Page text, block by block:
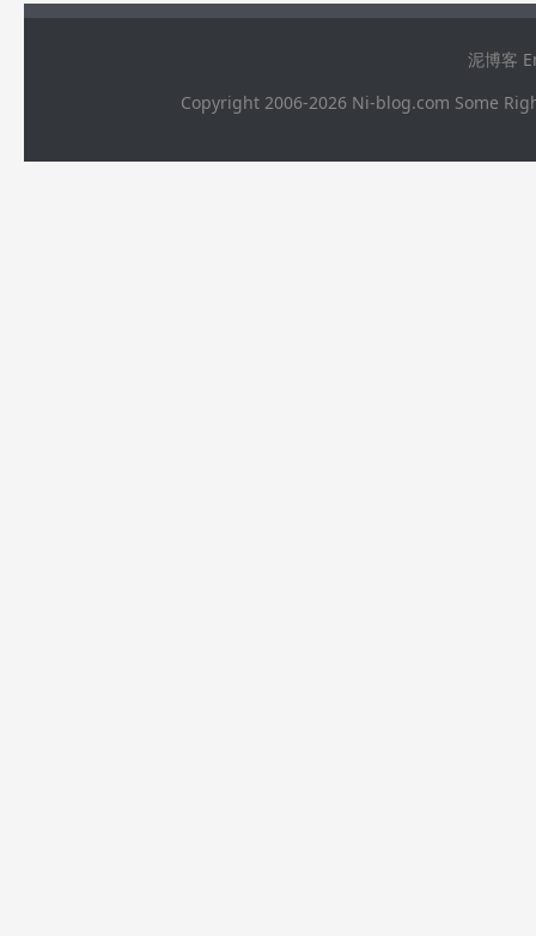
泥博客
Copyright 2006-2026 Ni-blog.com Some